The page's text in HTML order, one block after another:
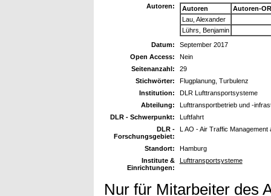
Autoren:
Autoren
Autoren-
Lau, Alexander
Lührs, Benjamin
Datum:
September 2017
Open Access:
Nein
Seitenanzahl:
29
Stichwörter:
Flugplanung, Turbulenz
Institution:
DLR Lufttransportsysteme
Abteilung:
Lufttransportbetrieb und -
DLR - Schwerpunkt:
Luftfahrt
DLR -
Forschungsgebiet:
L AO - Air Traffic Management
Standort:
Hamburg
Institute &
Einrichtungen:
Lufttransportsysteme
Nur für Mitarbeiter des